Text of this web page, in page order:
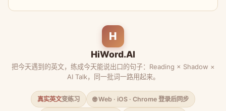
H
HiWord.AI
把今天遇到的英文，练成今天能说出口的句子：Reading × Shadow ×
AI Talk，同一批词一路用起来。
真实英文变练习 🌐 Web · iOS · Chrome 登录后同步